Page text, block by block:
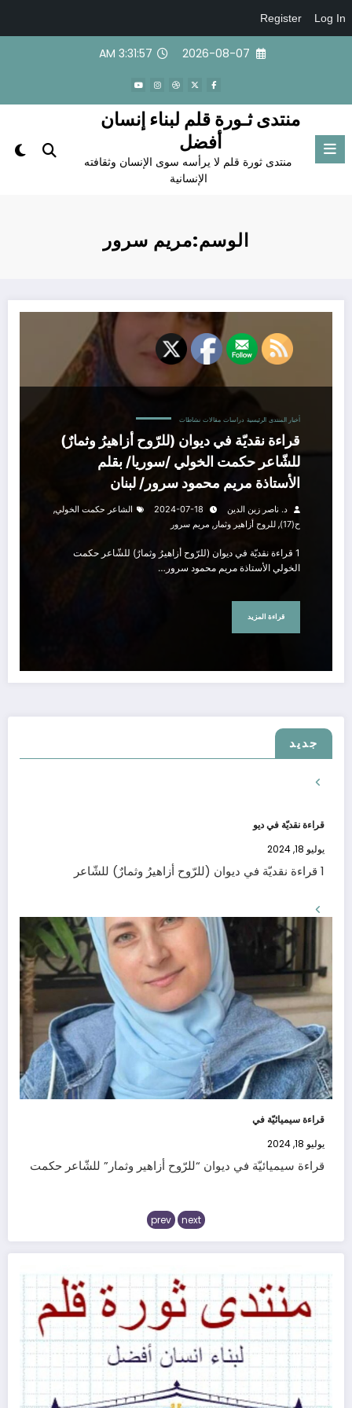
Log In
Register
2026-08-07
3:31:57 AM
منتدى ثـورة قلم لبناء إنسان
أفضل
منتدى ثورة قلم لا يرأسه سوى الإنسان وثقافته
الإنسانية
الوسم:مريم سرور
قراءة نقديّة في ديوان (للرّوح أزاهيرُ وثمارٌ) للشّاعر حكمت الخولي /سوريا/ بقلم
أخبار المنتدى الرئيسية دراسات مقالات نشاطات
قراءة نقديّة في ديوان (للرّوح أزاهيرُ وثمارٌ)
للشّاعر حكمت الخولي /سوريا/ بقلم
الأستاذة مريم محمود سرور/ لبنان
د. ناصر زين الدين 2024-07-18 الشاعر حكمت الخولي,
ح(17) , للروح أزاهير وثمار , مريم سرور
1 قراءة نقديّة في ديوان (للرّوح أزاهيرُ وثمارٌ) للشّاعر حكمت
الخولي الأستاذة مريم محمود سرور…
قراءة المزيد
جديد
قراءة نقديّة في ديو
يوليو 18, 2024
1 قراءة نقديّة في ديوان (للرّوح أزاهيرُ وثمارٌ) للشّاعر
قراءة سيميائيّة في
يوليو 18, 2024
قراءة سيميائيّة في ديوان “للرّوح أزاهير وثمار” للشّاعر حكمت
قراءة ليزريّة في ديوان للرّوح أزاهير وثمار كثيرة
prev next